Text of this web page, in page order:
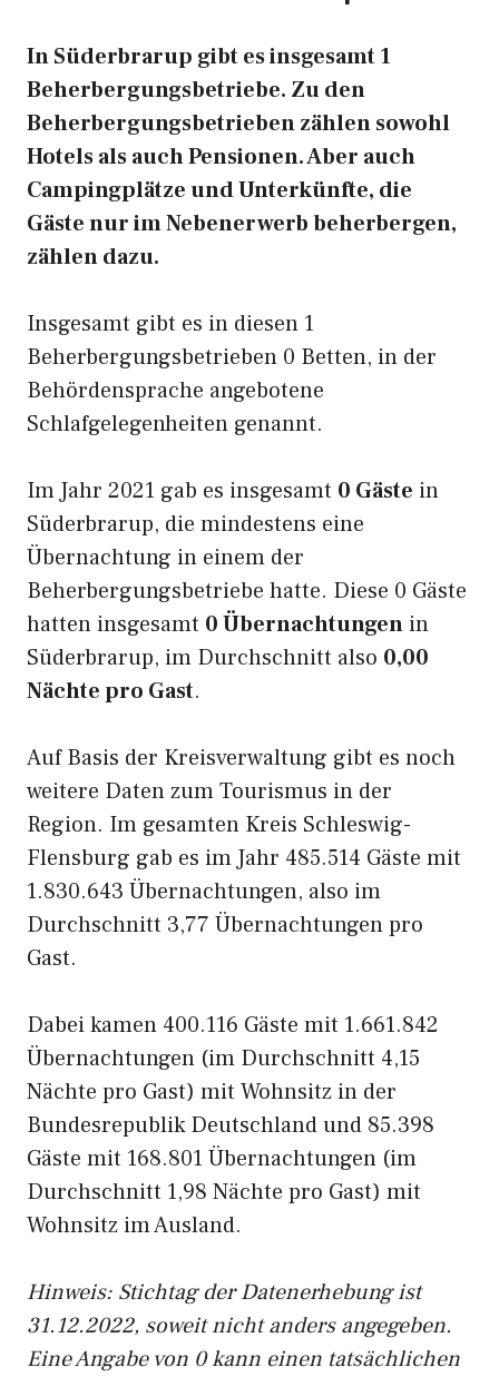
In Süderbrarup gibt es insgesamt 1
Beherbergungsbetriebe. Zu den
Beherbergungsbetrieben zählen sowohl
Hotels als auch Pensionen. Aber auch
Campingplätze und Unterkünfte, die
Gäste nur im Nebenerwerb beherbergen,
zählen dazu.
Insgesamt gibt es in diesen 1
Beherbergungsbetrieben 0 Betten, in der
Behördensprache angebotene
Schlafgelegenheiten genannt.
Im Jahr 2021 gab es insgesamt 0 Gäste in
Süderbrarup, die mindestens eine
Übernachtung in einem der
Beherbergungsbetriebe hatte. Diese 0 Gäste
hatten insgesamt 0 Übernachtungen in
Süderbrarup, im Durchschnitt also 0,00
Nächte pro Gast.
Auf Basis der Kreisverwaltung gibt es noch
weitere Daten zum Tourismus in der
Region. Im gesamten Kreis Schleswig-
Flensburg gab es im Jahr 485.514 Gäste mit
1.830.643 Übernachtungen, also im
Durchschnitt 3,77 Übernachtungen pro
Gast.
Dabei kamen 400.116 Gäste mit 1.661.842
Übernachtungen (im Durchschnitt 4,15
Nächte pro Gast) mit Wohnsitz in der
Bundesrepublik Deutschland und 85.398
Gäste mit 168.801 Übernachtungen (im
Durchschnitt 1,98 Nächte pro Gast) mit
Wohnsitz im Ausland.
Hinweis: Stichtag der Datenerhebung ist
31.12.2022, soweit nicht anders angegeben.
Eine Angabe von 0 kann einen tatsächlichen